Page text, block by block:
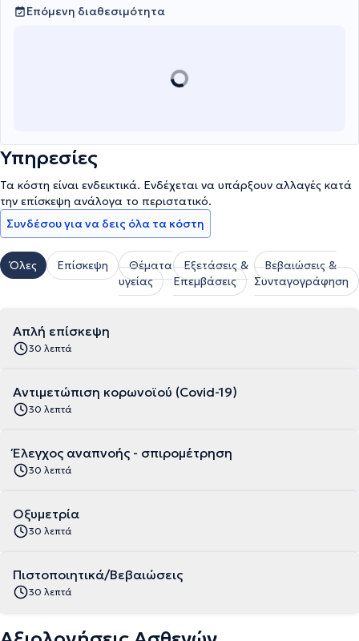
Επόμενη διαθεσιμότητα
Υπηρεσίες
Τα κόστη είναι ενδεικτικά. Ενδέχεται να υπάρξουν αλλαγές κατά
την επίσκεψη ανάλογα το περιστατικό.
Συνδέσου για να δεις όλα τα κόστη
Όλες Επίσκεψη
Θέματα
υγείας
Εξετάσεις &
Επεμβάσεις
Βεβαιώσεις &
Συνταγογράφηση
Απλή επίσκεψη
30 λεπτά
Αντιμετώπιση κορωνοϊού (Covid-19)
30 λεπτά
Έλεγχος αναπνοής - σπιρομέτρηση
30 λεπτά
Οξυμετρία
30 λεπτά
Πιστοποιητικά/Βεβαιώσεις
30 λεπτά